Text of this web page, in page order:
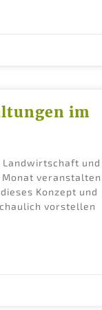
im
und
veranstalten
Konzept und
vorstellen